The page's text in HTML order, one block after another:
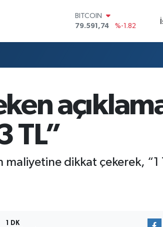
BITCOIN
79.591,74
%-1.82
53,38690
%0.19
6862,09000
%0.19
BİST100
TL”
dikkat çekerek, “1
1 DK